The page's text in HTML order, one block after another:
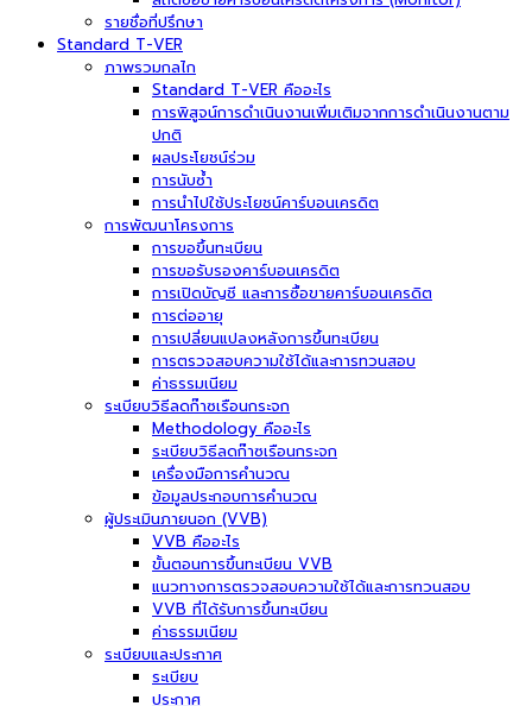
รายชื่อที่ปรึกษา
Standard T-VER
ภาพรวมกลไก
Standard T-VER คืออะไร
การพิสูจน์การดำเนินงานเพิ่มเติมจากการดำเนินงานตาม
ปกติ
ผลประโยชน์ร่วม
การนับซ้ำ
การนำไปใช้ประโยชน์คาร์บอนเครดิต
การพัฒนาโครงการ
การขอขึ้นทะเบียน
การขอรับรองคาร์บอนเครดิต
การเปิดบัญชี และการซื้อขายคาร์บอนเครดิต
การต่ออายุ
การเปลี่ยนแปลงหลังการขึ้นทะเบียน
การตรวจสอบความใช้ได้และการทวนสอบ
ค่าธรรมเนียม
ระเบียบวิธีลดก๊าซเรือนกระจก
Methodology คืออะไร
ระเบียบวิธีลดก๊าซเรือนกระจก
เครื่องมือการคำนวณ
ข้อมูลประกอบการคำนวณ
ผู้ประเมินภายนอก (VVB)
VVB คืออะไร
ขั้นตอนการขึ้นทะเบียน VVB
แนวทางการตรวจสอบความใช้ได้และการทวนสอบ
VVB ที่ได้รับการขึ้นทะเบียน
ค่าธรรมเนียม
ระเบียบและประกาศ
ระเบียบ
ประกาศ